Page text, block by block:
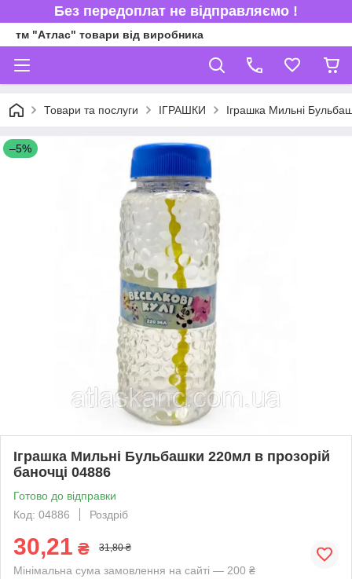
Без передоплат не відправляємо !
тм "Атлас" товари від виробника
Товари та послуги ІГРАШКИ Іграшка Мильні
–5%
Іграшка Мильні Бульбашки 220мл в прозорій
баночці 04886
Готово до відправки
Код: 04886
Роздріб
30,21 ₴ 31,80 ₴
Мінімальна сума замовлення на сайті — 200 ₴